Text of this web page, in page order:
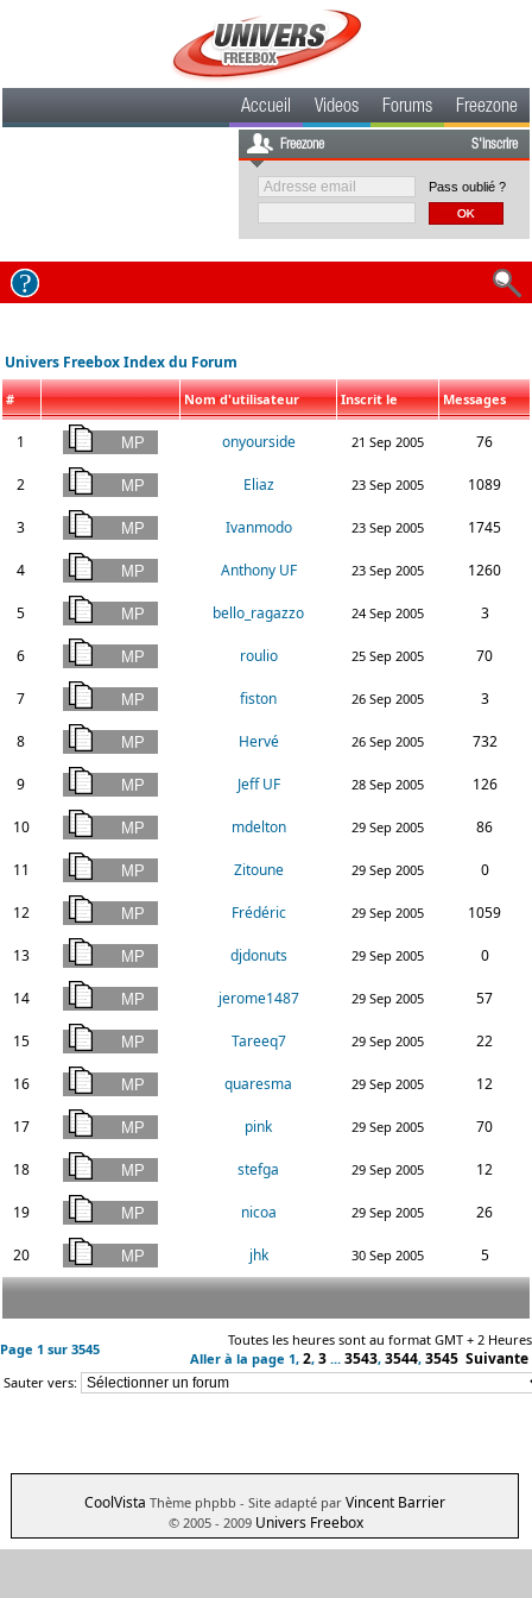
Accueil Videos Forums Freezone
Freezone S'inscrire
Pass oublié ?
Univers Freebox Index du Forum
# Nom d'utilisateur Inscrit le Messages
1 onyourside 21 Sep 2005 76
2 Eliaz 23 Sep 2005 1089
3 Ivanmodo 23 Sep 2005 1745
4 Anthony UF 23 Sep 2005 1260
5 bello_ragazzo 24 Sep 2005 3
6 roulio 25 Sep 2005 70
7 fiston 26 Sep 2005 3
8 Hervé 26 Sep 2005 732
9 Jeff UF 28 Sep 2005 126
10 mdelton 29 Sep 2005 86
11 Zitoune 29 Sep 2005 0
12 Frédéric 29 Sep 2005 1059
13 djdonuts 29 Sep 2005 0
14 jerome1487 29 Sep 2005 57
15 Tareeq7 29 Sep 2005 22
16 quaresma 29 Sep 2005 12
17 pink 29 Sep 2005 70
18 stefga 29 Sep 2005 12
19 nicoa 29 Sep 2005 26
20 jhk 30 Sep 2005 5
Page 1 sur 3545
Toutes les heures sont au format GMT + 2 Heures
Aller à la page 1, 2, 3 ... 3543, 3544, 3545 Suivante
Sauter vers:
CoolVista Thème phpbb - Site adapté par Vincent Barrier
© 2005 - 2009 Univers Freebox